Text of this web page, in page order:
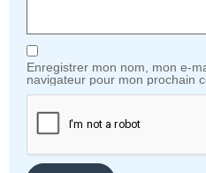
Enregistrer mon nom, mon e-
navigateur pour mon prochain